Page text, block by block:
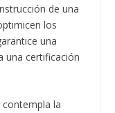
de una
los
una
una certificación
la